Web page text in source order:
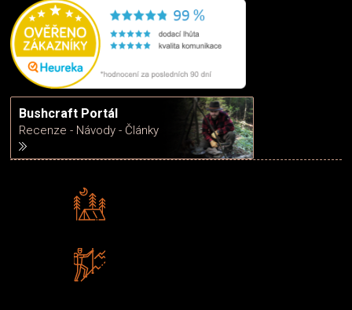
Bushcraft Portál
Recenze - Návody - Články